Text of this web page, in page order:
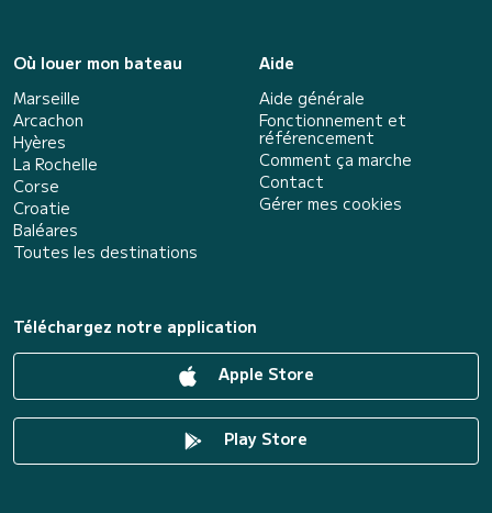
Où louer mon bateau
Marseille
Arcachon
Hyères
La Rochelle
Corse
Croatie
Baléares
Toutes les destinations
Aide
Aide générale
Fonctionnement et
référencement
Comment ça marche
Contact
Gérer mes cookies
Téléchargez notre application
Apple Store
Play Store